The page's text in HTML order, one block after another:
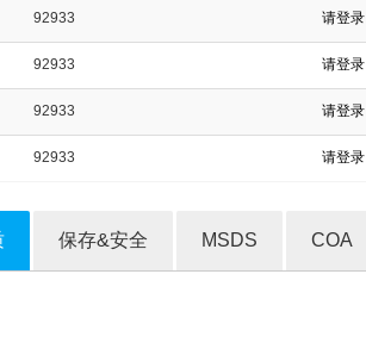
收藏产品
92933 请登录
92933 请登录
92933 请登录
92933 请登录
保存&安全 MSDS COA